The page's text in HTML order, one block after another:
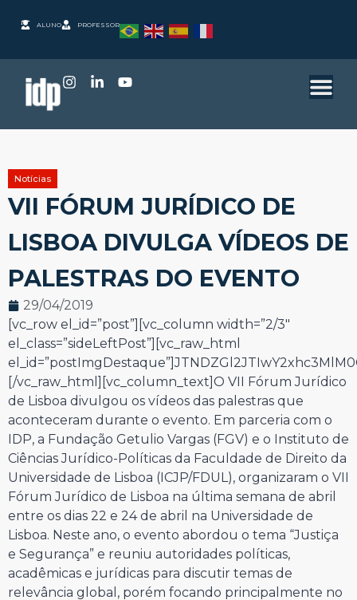
ALUNO PROFESSOR
Notícias
VII FÓRUM JURÍDICO DE
LISBOA DIVULGA VÍDEOS DE
PALESTRAS DO EVENTO
29/04/2019
[vc_row el_id=”post”][vc_column width=”2/3″
el_class=”sideLeftPost”][vc_raw_html
[/vc_raw_html][vc_column_text]O VII Fórum Jurídico
de Lisboa divulgou os vídeos das palestras que
aconteceram durante o evento. Em parceria com o
IDP, a Fundação Getulio Vargas (FGV) e o Instituto de
Ciências Jurídico-Políticas da Faculdade de Direito da
Universidade de Lisboa (ICJP/FDUL), organizaram o VII
Fórum Jurídico de Lisboa na última semana de abril
entre os dias 22 e 24 de abril na Universidade de
Lisboa. Neste ano, o evento abordou o tema “Justiça
e Segurança” e reuniu autoridades políticas,
acadêmicas e jurídicas para discutir temas de
relevância global, porém focando principalmente no